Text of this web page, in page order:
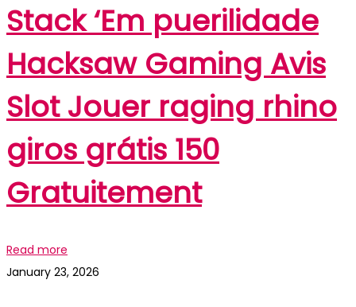
Stack ‘Em puerilidade
Hacksaw Gaming Avis
Slot Jouer raging rhino
giros grátis 150
Gratuitement
Read more
January 23, 2026